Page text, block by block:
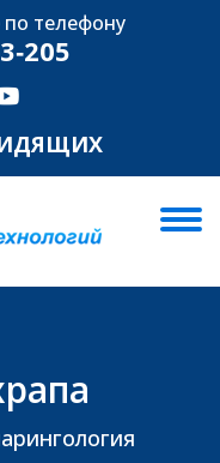
по телефону